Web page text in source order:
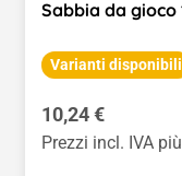
Sabbia da gioco
Varianti disponibili
Prezzo normale:
10,24 €
Prezzi incl. IVA